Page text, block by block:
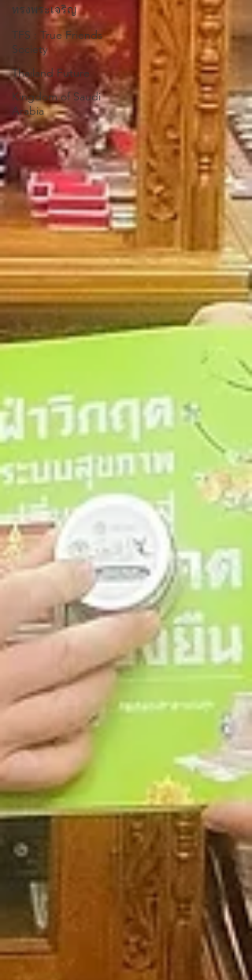
ทรงพระเจริญ
TFS : True Friends
Society
Thailand Future
Kingdom of Saudi
Arabia